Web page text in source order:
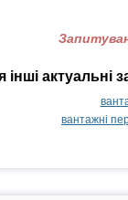
інші актуальні
вантажні